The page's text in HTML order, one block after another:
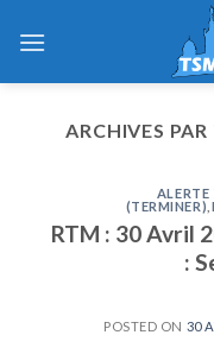
ARCHIVES PAR
ALERTE
(TERMINER)
RTM : 30 Avril
:
POSTED ON 30